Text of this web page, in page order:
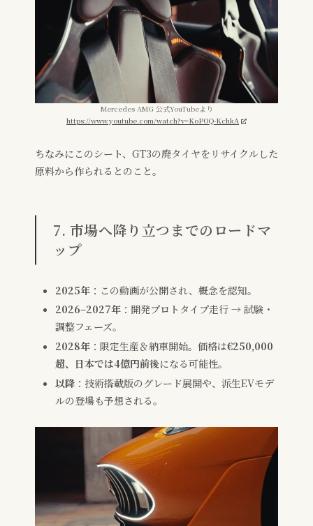
Mercedes AMG 公式YouTubeより
https://www.youtube.com/watch?v=KoPOQ-KchkA
ちなみにこのシート、GT3の廃タイヤをリサイクルした
原料から作られるとのこと。
7. 市場へ降り立つまでのロードマ
ップ
2025年：この動画が公開され、概念を認知。
2026–2027年：開発プロトタイプ走行 → 試験・
調整フェーズ。
2028年：限定生産＆納車開始。価格は€250,000
超、日本では4億円前後になる可能性。
以降：技術搭載版のグレード展開や、派生EVモデ
ルの登場も予想される。